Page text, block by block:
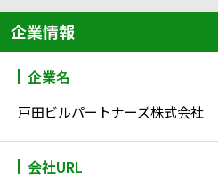
企業情報
企業名
戸田ビルパートナーズ株式会社
会社URL